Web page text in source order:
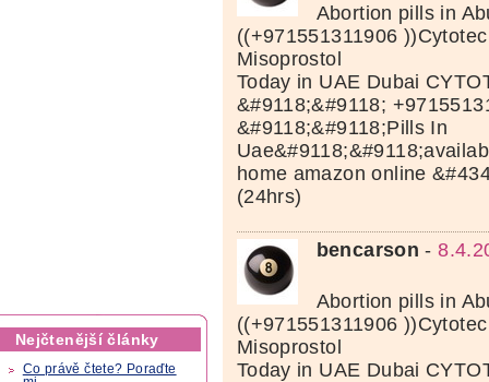
Nejčtenější články
Co právě čtete? Poraďte
Abortion pills in
((+971551311906
Misoprostol
Today in UAE Dubai
&#9118;&#9118;
&#9118;&#9118;Pills In
home amazon online
(24hrs)
bencarson -
Abortion pills in
((+971551311906
Misoprostol
Today in UAE Dubai